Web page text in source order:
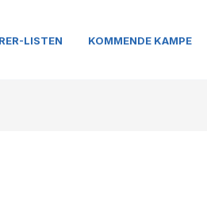
LISTEN KOMMENDE KAMPE